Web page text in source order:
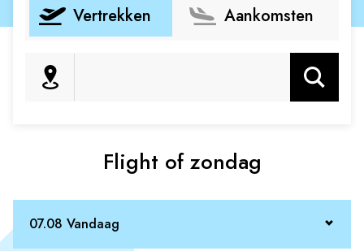
Vertrekken Aankomsten
Zoeken
Flight of zondag
07.08 Vandaag